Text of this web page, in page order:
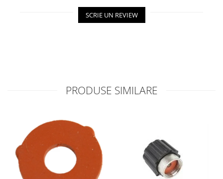
SCRIE UN REVIEW
PRODUSE SIMILARE